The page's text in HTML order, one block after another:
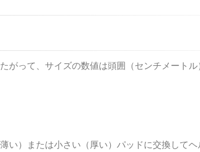
って、サイズの数値は頭囲（センチメートル
い）または小さい（厚い）パッドに交換して